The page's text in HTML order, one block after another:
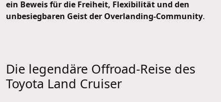
ein Beweis für die Freiheit, Flexibilität und den
unbesiegbaren Geist der Overlanding-Community.
Die legendäre Offroad-Reise des
Toyota Land Cruiser